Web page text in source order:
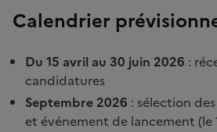
de
Calendrier
Du 15 avril au 30 juin 2026 :
candidatures
Septembre 2026 : sélection
et événement de lancement